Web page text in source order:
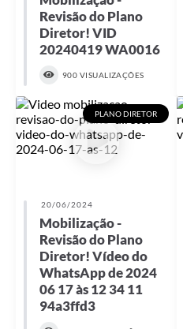
Revisão do Plano
Diretor! VID
20240419 WA0016
900 VISUALIZAÇÕES
PLANO DIRETOR
20/06/2024
Mobilização -
Revisão do Plano
Diretor! Vídeo do
WhatsApp de 2024
06 17 às 12 34 11
94a3ffd3